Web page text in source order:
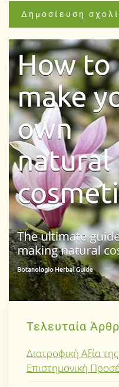
Δημοσίευση
Τελευταία
Διατροφική Αξία
Επιστημονική